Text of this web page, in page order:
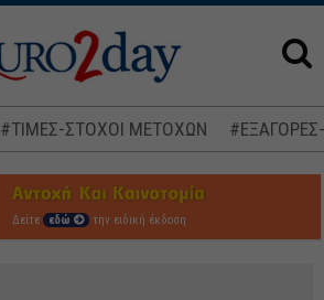
#ΤΙΜΕΣ-ΣΤΟΧΟΙ ΜΕΤΟΧΩΝ
Δείτε εδώ την ειδική έκδοση